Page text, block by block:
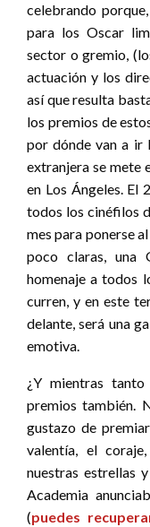
celebrando
para los Oscar
sector o gremio,
actuación y los
así que resulta
los premios de
por dónde van a ir
extranjera se mete
en Los Ángeles. El
todos los cinéfilos
mes para ponerse
poco claras, una
homenaje a todos
curren, y en este
delante, será una
emotiva.
¿Y mientras
premios también.
gustazo de
valentía, el
nuestras estrellas
Academia
(puedes